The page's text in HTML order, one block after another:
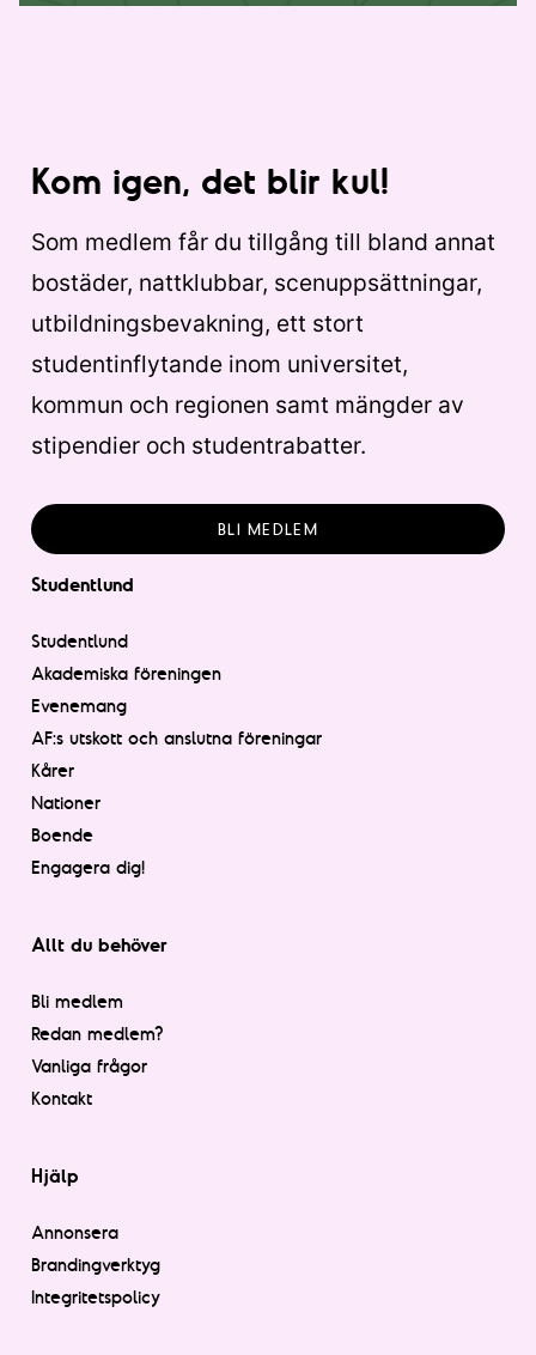
Kom igen, det blir kul!
Som medlem får du tillgång till bland annat
bostäder, nattklubbar, scenuppsättningar,
utbildningsbevakning, ett stort
studentinflytande inom universitet,
kommun och regionen samt mängder av
stipendier och studentrabatter.
BLI MEDLEM
Studentlund
Studentlund
Akademiska föreningen
Evenemang
AF:s utskott och anslutna föreningar
Kårer
Nationer
Boende
Engagera dig!
Allt du behöver
Bli medlem
Redan medlem?
Vanliga frågor
Kontakt
Hjälp
Annonsera
Brandingverktyg
Integritetspolicy